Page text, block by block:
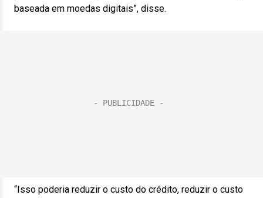
baseada em moedas digitais”, disse.
“Isso poderia reduzir o custo do crédito, reduzir o custo